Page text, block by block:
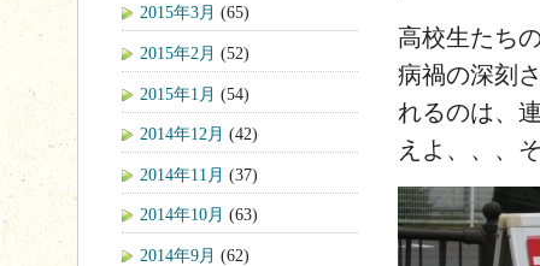
高校生たち
病禍の深刻
れるのは、
えよ、、、
2015年3月 (65)
2015年2月 (52)
2015年1月 (54)
2014年12月 (42)
2014年11月 (37)
2014年10月 (63)
2014年9月 (62)